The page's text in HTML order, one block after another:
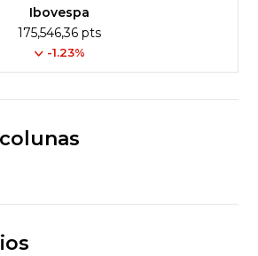
Ibovespa
175,546,36 pts
-1.23%